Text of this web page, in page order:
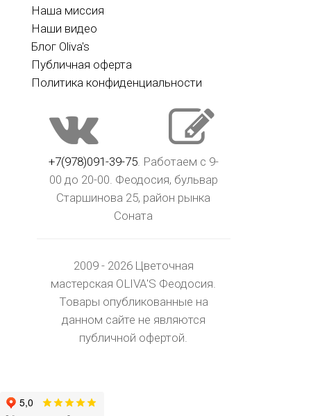
Наша миссия
Наши видео
Блог Oliva's
Публичная оферта
Политика конфиденциальности
+7(978)091-39-75. Работаем с 9-
00 до 20-00. Феодосия, бульвар
Старшинова 25, район рынка
Соната
2009 - 2026 Цветочная
мастерская OLIVA'S Феодосия.
Товары опубликованные на
данном сайте не являются
публичной офертой.